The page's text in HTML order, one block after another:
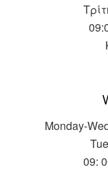
Monday-
09: